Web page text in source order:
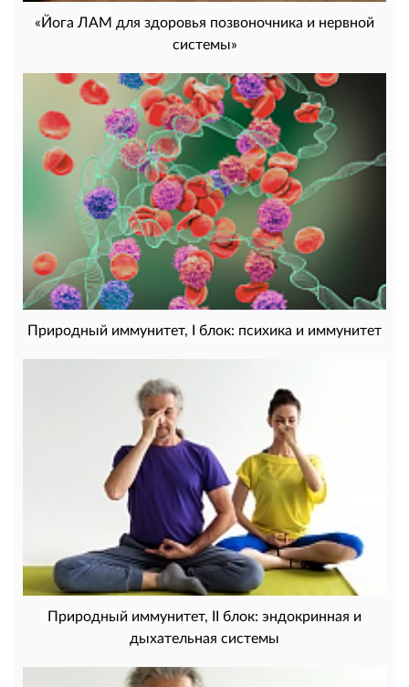
«Йога ЛАМ для здоровья позвоночника и нервной
системы»
Природный иммунитет, I блок: психика и иммунитет
Природный иммунитет, II блок: эндокринная и
дыхательная системы